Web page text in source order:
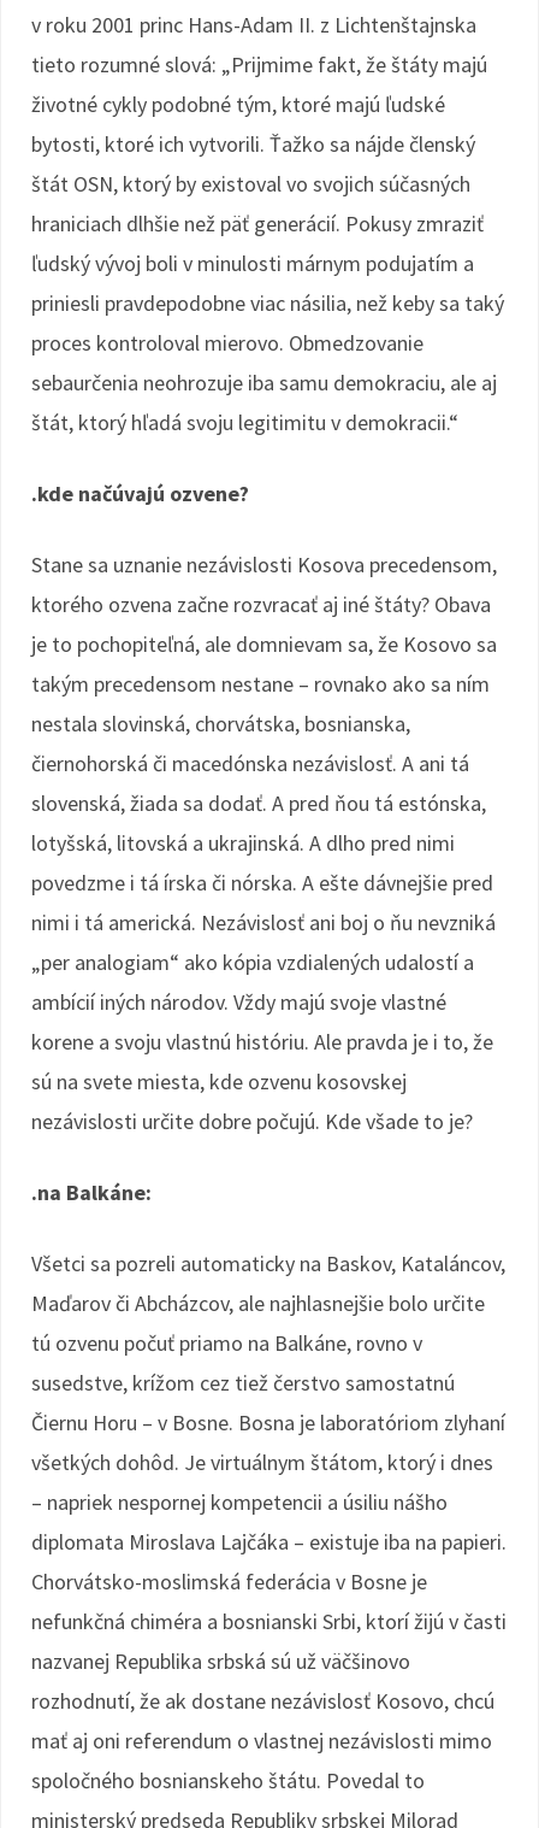
v roku 2001 princ Hans-Adam II. z Lichtenštajnska
tieto rozumné slová: „Prijmime fakt, že štáty majú
životné cykly podobné tým, ktoré majú ľudské
bytosti, ktoré ich vytvorili. Ťažko sa nájde členský
štát OSN, ktorý by existoval vo svojich súčasných
hraniciach dlhšie než päť generácií. Pokusy zmraziť
ľudský vývoj boli v minulosti márnym podujatím a
priniesli pravdepodobne viac násilia, než keby sa taký
proces kontroloval mierovo. Obmedzovanie
sebaurčenia neohrozuje iba samu demokraciu, ale aj
štát, ktorý hľadá svoju legitimitu v demokracii.“
.kde načúvajú ozvene?
Stane sa uznanie nezávislosti Kosova precedensom,
ktorého ozvena začne rozvracať aj iné štáty? Obava
je to pochopiteľná, ale domnievam sa, že Kosovo sa
takým precedensom nestane – rovnako ako sa ním
nestala slovinská, chorvátska, bosnianska,
čiernohorská či macedónska nezávislosť. A ani tá
slovenská, žiada sa dodať. A pred ňou tá estónska,
lotyšská, litovská a ukrajinská. A dlho pred nimi
povedzme i tá írska či nórska. A ešte dávnejšie pred
nimi i tá americká. Nezávislosť ani boj o ňu nevzniká
„per analogiam“ ako kópia vzdialených udalostí a
ambícií iných národov. Vždy majú svoje vlastné
korene a svoju vlastnú históriu. Ale pravda je i to, že
sú na svete miesta, kde ozvenu kosovskej
nezávislosti určite dobre počujú. Kde všade to je?
.na Balkáne:
Všetci sa pozreli automaticky na Baskov, Kataláncov,
Maďarov či Abcházcov, ale najhlasnejšie bolo určite
tú ozvenu počuť priamo na Balkáne, rovno v
susedstve, krížom cez tiež čerstvo samostatnú
Čiernu Horu – v Bosne. Bosna je laboratóriom zlyhaní
všetkých dohôd. Je virtuálnym štátom, ktorý i dnes
– napriek nespornej kompetencii a úsiliu nášho
diplomata Miroslava Lajčáka – existuje iba na papieri.
Chorvátsko-moslimská federácia v Bosne je
nefunkčná chiméra a bosnianski Srbi, ktorí žijú v časti
nazvanej Republika srbská sú už väčšinovo
rozhodnutí, že ak dostane nezávislosť Kosovo, chcú
mať aj oni referendum o vlastnej nezávislosti mimo
spoločného bosnianskeho štátu. Povedal to
ministerský predseda Republiky srbskej Milorad